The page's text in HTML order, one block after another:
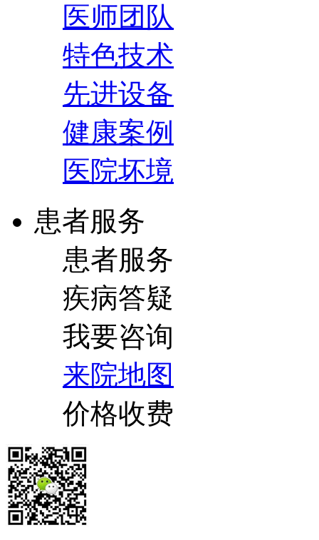
医师团队
特色技术
先进设备
健康案例
医院坏境
患者服务
患者服务
疾病答疑
我要咨询
来院地图
价格收费